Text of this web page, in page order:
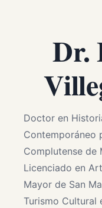
Dr.
Doctor en
Contemporáneo
Complutense de
Licenciado en
Mayor de San
Turismo Cultural